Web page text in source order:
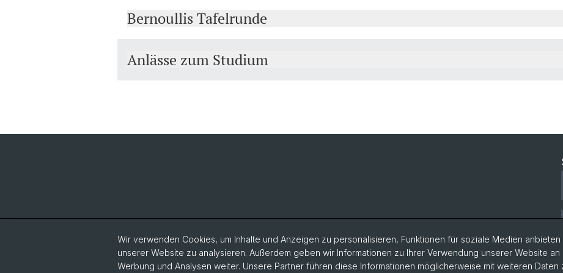
Bernoullis Tafelrunde
Anlässe zum Studium
Wir verwenden Cookies, um Inhalte und Anzeigen zu personalisieren, Funktionen für soziale Medien
unserer Website zu analysieren. Außerdem geben wir Informationen zu Ihrer Verwendung unserer Website
Werbung und Analysen weiter. Unsere Partner führen diese Informationen möglicherweise mit weiteren Daten